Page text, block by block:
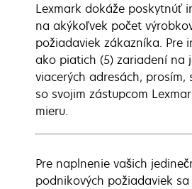
Lexmark dokáže poskytnúť
na akýkoľvek počet
požiadaviek zákazníka. Pre
ako piatich (5) zariadení na
viacerých adresách,
so svojim zástupcom
mieru.
Pre naplnenie vašich
podnikových požiadaviek